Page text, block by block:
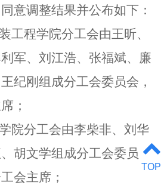
意调整结果并公布如下：
工程学院分工会由王昕、
军、刘江浩、张福斌、廉
纪刚组成分工会委员会，
；
院分工会由李柴非、刘华
胡文学组成分工会委员
会主席；
TOP